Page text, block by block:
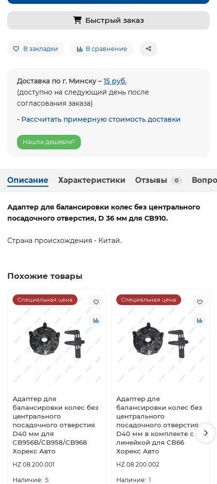
Быстрый заказ
В закладки В сравнение
Доставка по г. Минску – 15 руб.
(доступно на следующий день после
согласования заказа)
- Рассчитать примерную стоимость доставки
Нашли дешевле?
Описание Характеристики Отзывы 0
Адаптер для балансировки колес без центрального
посадочного отверстия, D 36 мм для CB910.
Страна происхождения - Китай.
Похожие товары
Специальная цена
Адаптер для
балансировки колес без
центрального
посадочного отверстия
D40 мм для
CB956B/CB958/CB968
Хорекс Авто
HZ 08.200.001
5
Специальная цена
Адаптер для
балансировки колес без
центрального
посадочного отверстия
D40 мм в комплекте с
линейкой для СВ66
Хорекс Авто
HZ 08.200.002
1